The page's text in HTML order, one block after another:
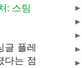
: 스팀
글 플레
다는 점
►
►
►
►
►